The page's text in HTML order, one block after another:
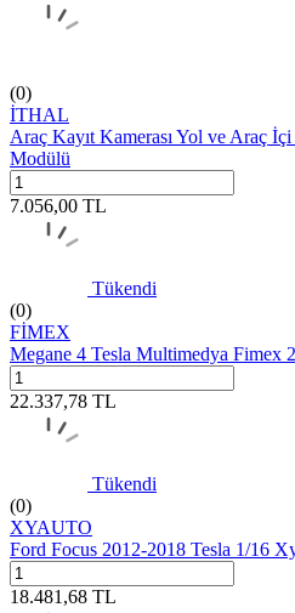
(0)
İTHAL
Araç Kayıt Kamerası Yol ve Araç
Modülü
7.056,00 TL
Tükendi
(0)
FİMEX
Megane 4 Tesla Multimedya Fimex
22.337,78 TL
Tükendi
(0)
XYAUTO
Ford Focus 2012-2018 Tesla 1/16
18.481,68 TL